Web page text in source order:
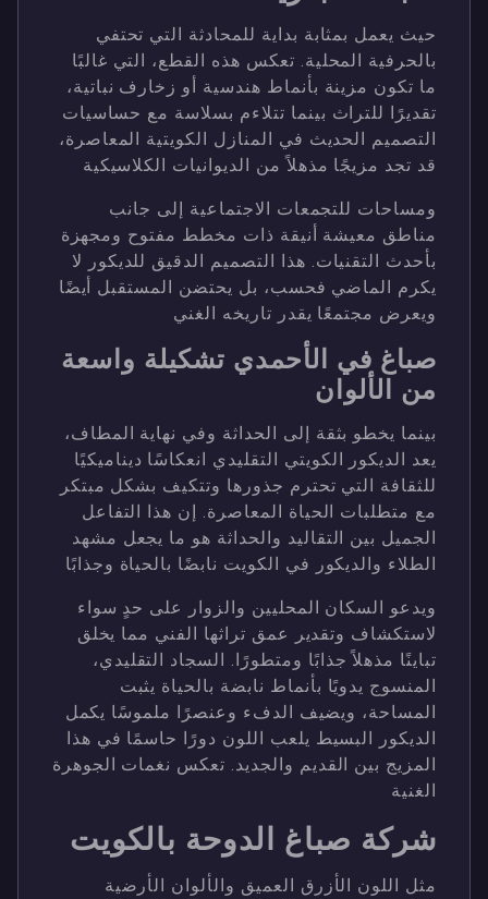
حيث يعمل بمثابة بداية للمحادثة التي تحتفي
بالحرفية المحلية. تعكس هذه القطع، التي غالبًا
ما تكون مزينة بأنماط هندسية أو زخارف نباتية،
تقديرًا للتراث بينما تتلاءم بسلاسة مع حساسيات
التصميم الحديث في المنازل الكويتية المعاصرة،
قد تجد مزيجًا مذهلاً من الديوانيات الكلاسيكية
ومساحات للتجمعات الاجتماعية إلى جانب
مناطق معيشة أنيقة ذات مخطط مفتوح ومجهزة
بأحدث التقنيات. هذا التصميم الدقيق للديكور لا
يكرم الماضي فحسب، بل يحتضن المستقبل أيضًا
ويعرض مجتمعًا يقدر تاريخه الغني
صباغ في الأحمدي تشكيلة واسعة
من الألوان
بينما يخطو بثقة إلى الحداثة وفي نهاية المطاف،
يعد الديكور الكويتي التقليدي انعكاسًا ديناميكيًا
للثقافة التي تحترم جذورها وتتكيف بشكل مبتكر
مع متطلبات الحياة المعاصرة. إن هذا التفاعل
الجميل بين التقاليد والحداثة هو ما يجعل مشهد
الطلاء والديكور في الكويت نابضًا بالحياة وجذابًا
ويدعو السكان المحليين والزوار على حدٍ سواء
لاستكشاف وتقدير عمق تراثها الفني مما يخلق
تباينًا مذهلاً جذابًا ومتطورًا. السجاد التقليدي،
المنسوج يدويًا بأنماط نابضة بالحياة يثبت
المساحة، ويضيف الدفء وعنصرًا ملموسًا يكمل
الديكور البسيط يلعب اللون دورًا حاسمًا في هذا
المزيج بين القديم والجديد. تعكس نغمات الجوهرة
الغنية
شركة صباغ الدوحة بالكويت
مثل اللون الأزرق العميق والألوان الأرضية